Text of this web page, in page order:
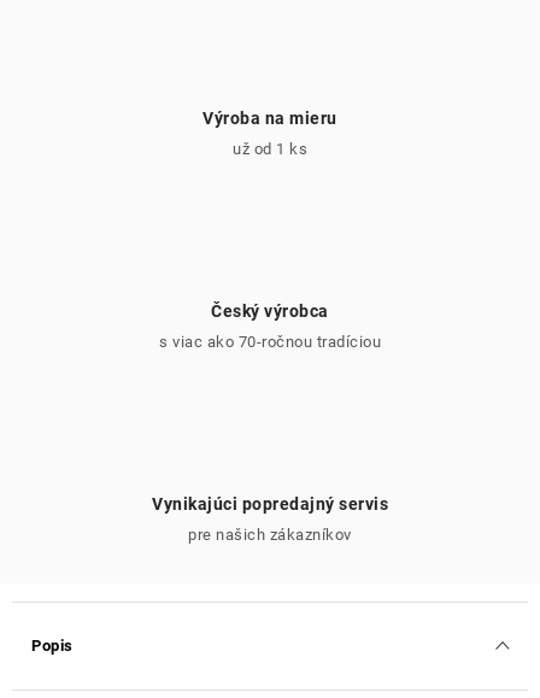
Výroba na mieru
už od 1 ks
Český výrobca
s viac ako 70-ročnou tradíciou
Vynikajúci popredajný servis
pre našich zákazníkov
Popis